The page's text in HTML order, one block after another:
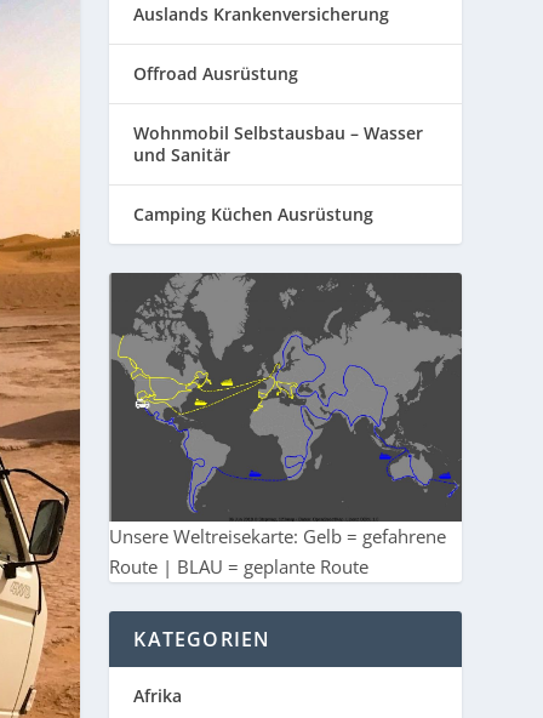
Auslands Krankenversicherung
Offroad Ausrüstung
Wohnmobil Selbstausbau – Wasser
und Sanitär
Camping Küchen Ausrüstung
Unsere Weltreisekarte: Gelb = gefahrene
Route | BLAU = geplante Route
KATEGORIEN
Afrika